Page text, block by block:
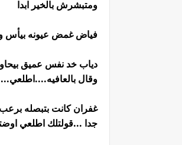
ومتبشرش بالخير ابدا
فياض غمض عيونه بيأس
دياب خد نفس عميق
وقال
غفران كانت بتبصله
جدا ...قولتلك اطلعي